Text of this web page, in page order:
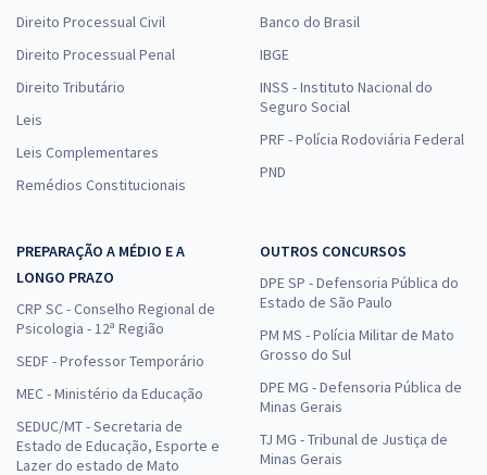
Direito Processual Civil
Direito Processual Penal
Direito Tributário
Leis
Leis Complementares
Remédios Constitucionais
Banco do Brasil
IBGE
INSS - Instituto Nacional do
Seguro Social
PRF - Polícia Rodoviária Federal
PND
PREPARAÇÃO A MÉDIO E A
LONGO PRAZO
CRP SC - Conselho Regional de
Psicologia - 12ª Região
SEDF - Professor Temporário
MEC - Ministério da Educação
SEDUC/MT - Secretaria de
Estado de Educação, Esporte e
Lazer do estado de Mato
OUTROS CONCURSOS
DPE SP - Defensoria Pública do
Estado de São Paulo
PM MS - Polícia Militar de Mato
Grosso do Sul
DPE MG - Defensoria Pública de
Minas Gerais
TJ MG - Tribunal de Justiça de
Minas Gerais